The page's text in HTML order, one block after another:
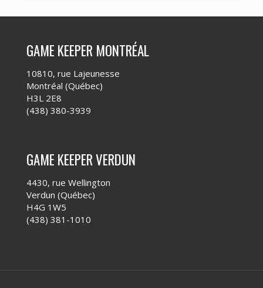
GAME KEEPER MONTRÉAL
10810, rue Lajeunesse
Montréal (Québec)
H3L 2E8
(438) 380-3939
GAME KEEPER VERDUN
4430, rue Wellington
Verdun (Québec)
H4G 1W5
(438) 381-1010